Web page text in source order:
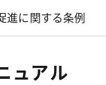
進に関する条例
ュアル